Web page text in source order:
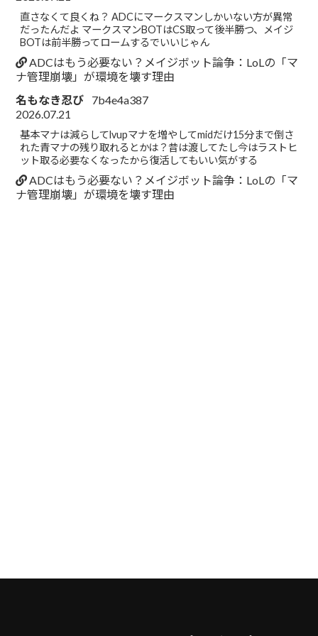
直さなくて良くね？ ADCにマークスマンしかいない方が異常
だったんだよ マークスマンBOTはCS取って後半勝つ、メイジ
BOTは前半勝ってロームするでいいじゃん
ADCはもう必要ない？メイジボット論争：LoLの「マ
ナ管理崩壊」が環境を壊す理由
名もなき忍び
7b4e4a387
2026.07.21
基本マナは減らしてlvupマナを増やしてmidだけ15分まで倒さ
れた青マナの残り取れるとかは？昔は渡してたし今はラストヒ
ット取る必要なくなったから復活してもいい気がする
ADCはもう必要ない？メイジボット論争：LoLの「マ
ナ管理崩壊」が環境を壊す理由